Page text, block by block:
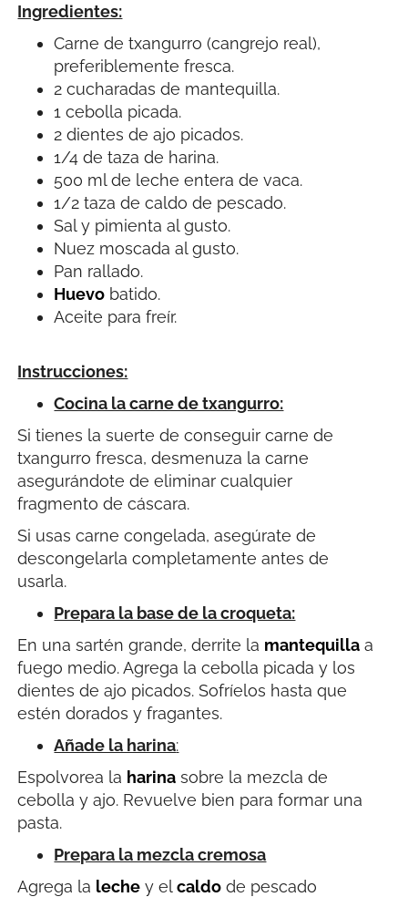
Ingredientes:
Carne de txangurro (cangrejo real),
preferiblemente fresca.
2 cucharadas de mantequilla.
1 cebolla picada.
2 dientes de ajo picados.
1/4 de taza de harina.
500 ml de leche entera de vaca.
1/2 taza de caldo de pescado.
Sal y pimienta al gusto.
Nuez moscada al gusto.
Pan rallado.
Huevo batido.
Aceite para freír.
Instrucciones:
Cocina la carne de txangurro:
Si tienes la suerte de conseguir carne de
txangurro fresca, desmenuza la carne
asegurándote de eliminar cualquier
fragmento de cáscara.
Si usas carne congelada, asegúrate de
descongelarla completamente antes de
usarla.
Prepara la base de la croqueta:
En una sartén grande, derrite la mantequilla a
fuego medio. Agrega la cebolla picada y los
dientes de ajo picados. Sofríelos hasta que
estén dorados y fragantes.
Añade la harina:
Espolvorea la harina sobre la mezcla de
cebolla y ajo. Revuelve bien para formar una
pasta.
Prepara la mezcla cremosa
Agrega la leche y elcaldo de pescado